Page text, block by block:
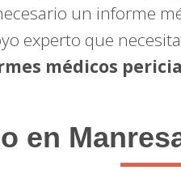
un informe
experto que
médicos
en